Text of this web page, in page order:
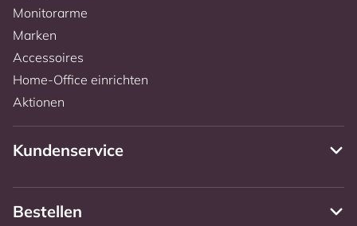
Monitorarme
Marken
Accessoires
Home-Office einrichten
Aktionen
Kundenservice
Bestellen